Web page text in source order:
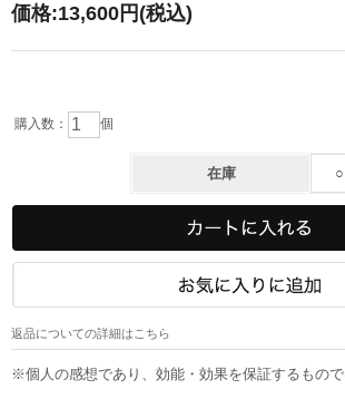
価格:13,600円 (税込)
購入数： 個
在庫 ○
返品についての詳細はこちら
※個人の感想であり、効能・効果を保証するもので